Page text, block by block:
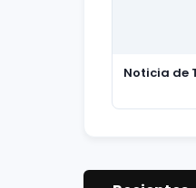
Noticia de